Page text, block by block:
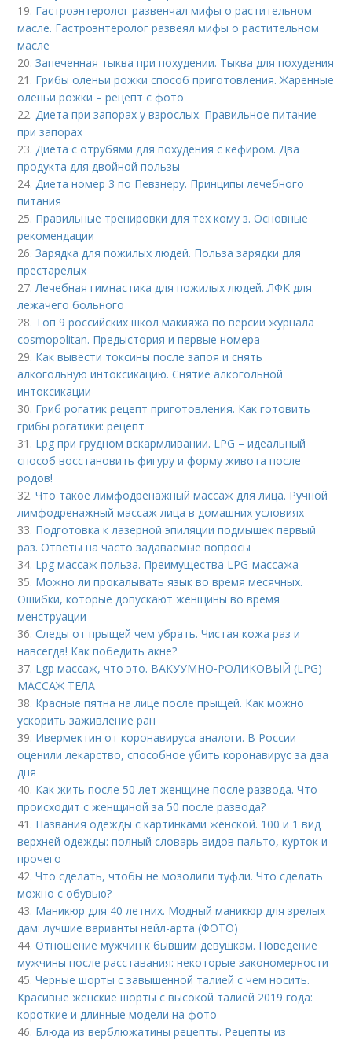
19. Гастроэнтеролог развенчал мифы о растительном
масле. Гастроэнтеролог развеял мифы о растительном
масле
20.Запеченная тыква при похудении. Тыква для похудения
21. Грибы оленьи рожки способ приготовления. Жаренные
оленьи рожки – рецепт с фото
22.Диета при запорах у взрослых. Правильное питание
при запорах
23.Диета с отрубями для похудения с кефиром. Два
продукта для двойной пользы
24.Диета номер 3 по Певзнеру. Принципы лечебного
питания
25. Правильные тренировки для тех кому з. Основные
рекомендации
26.Зарядка для пожилых людей. Польза зарядки для
престарелых
27.Лечебная гимнастика для пожилых людей. ЛФК для
лежачего больного
28. Топ 9 российских школ макияжа по версии журнала
cosmopolitan. Предыстория и первые номера
29. Как вывести токсины после запоя и снять
алкогольную интоксикацию. Снятие алкогольной
интоксикации
30. Гриб рогатик рецепт приготовления. Как готовить
грибы рогатики: рецепт
31. Lpg при грудном вскармливании. LPG – идеальный
способ восстановить фигуру и форму живота после
родов!
32.Что такое лимфодренажный массаж для лица. Ручной
лимфодренажный массаж лица в домашних условиях
33. Подготовка к лазерной эпиляции подмышек первый
раз. Ответы на часто задаваемые вопросы
34. Lpg массаж польза. Преимущества LPG-массажа
35. Можно ли прокалывать язык во время месячных.
Ошибки, которые допускают женщины во время
менструации
36.Следы от прыщей чем убрать. Чистая кожа раз и
навсегда! Как победить акне?
37. Lgp массаж, что это. ВАКУУМНО-РОЛИКОВЫЙ (LPG)
МАССАЖ ТЕЛА
38. Красные пятна на лице после прыщей. Как можно
ускорить заживление ран
39. Ивермектин от коронавируса аналоги. В России
оценили лекарство, способное убить коронавирус за два
дня
40. Как жить после 50 лет женщине после развода. Что
происходит с женщиной за 50 после развода?
41. Названия одежды с картинками женской. 100 и 1 вид
верхней одежды: полный словарь видов пальто, курток и
прочего
42.Что сделать, чтобы не мозолили туфли. Что сделать
можно с обувью?
43. Маникюр для 40 летних. Модный маникюр для зрелых
дам: лучшие варианты нейл-арта (ФОТО)
44.Отношение мужчин к бывшим девушкам. Поведение
мужчины после расставания: некоторые закономерности
45.Черные шорты с завышенной талией с чем носить.
Красивые женские шорты с высокой талией 2019 года:
короткие и длинные модели на фото
46. Блюда из верблюжатины рецепты. Рецепты из